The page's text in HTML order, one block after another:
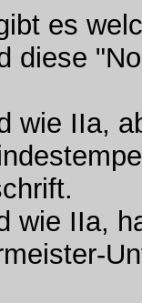
es
diese
wie IIa,
wie IIa,